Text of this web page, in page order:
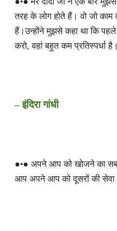
तरह के लोग होते हैं। वो जो
हैं।उन्‍होंने मुझसे कहा था कि
करो, वहां बहुत कम प्रतिस्‍पर्धा है।
– इंदिरा गांधी
●•● अपने आप को खोजने का
आप अपने आप को दूसरों की सेवा